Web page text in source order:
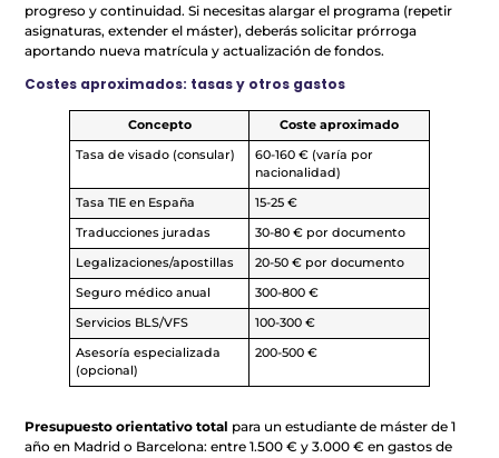
progreso y continuidad. Si necesitas alargar el programa (repetir
asignaturas, extender el máster), deberás solicitar prórroga
aportando nueva matrícula y actualización de fondos.
Costes aproximados: tasas y otros gastos
Concepto Coste aproximado
Tasa de visado (consular)
60-160 € (varía por
nacionalidad)
Tasa TIE en España 15-25 €
Traducciones juradas 30-80 € por documento
Legalizaciones/apostillas 20-50 € por documento
Seguro médico anual 300-800 €
Servicios BLS/VFS 100-300 €
Asesoría especializada
(opcional)
200-500 €
Presupuesto orientativo total para un estudiante de máster de 1
año en Madrid o Barcelona: entre 1.500 € y 3.000 € en gastos de